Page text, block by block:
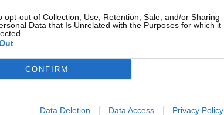
opt-out of Collection, Use, Retention, Sale, and/or Sharing
Data that Is Unrelated with the Purposes for which it
CONFIRM
Data Deletion Data Access Privacy Policy